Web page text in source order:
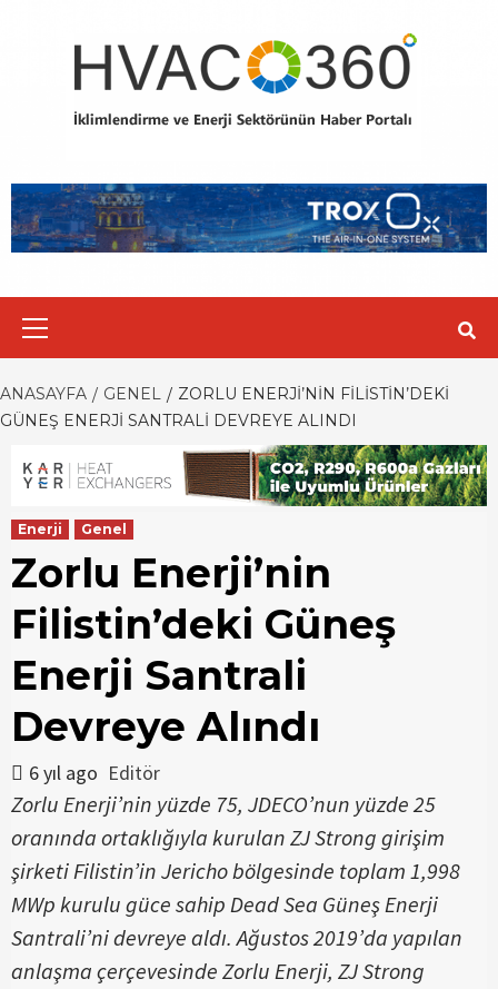
ANASAYFA GENEL
ZORLU ENERJI’NIN FILISTIN’DEKI
GÜNEŞ ENERJI SANTRALI DEVREYE ALINDI
Enerji Genel
Zorlu Enerji’nin
Filistin’deki Güneş
Enerji Santrali
Devreye Alındı
6 yıl ago Editör
Zorlu Enerji’nin yüzde 75, JDECO’nun yüzde 25
oranında ortaklığıyla kurulan ZJ Strong girişim
şirketi Filistin’in Jericho bölgesinde toplam 1,998
MWp kurulu güce sahip Dead Sea Güneş Enerji
Santrali’ni devreye aldı. Ağustos 2019’da yapılan
anlaşma çerçevesinde Zorlu Enerji, ZJ Strong